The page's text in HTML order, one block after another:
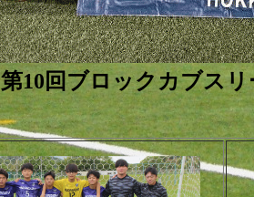
第10回ブロックカブス